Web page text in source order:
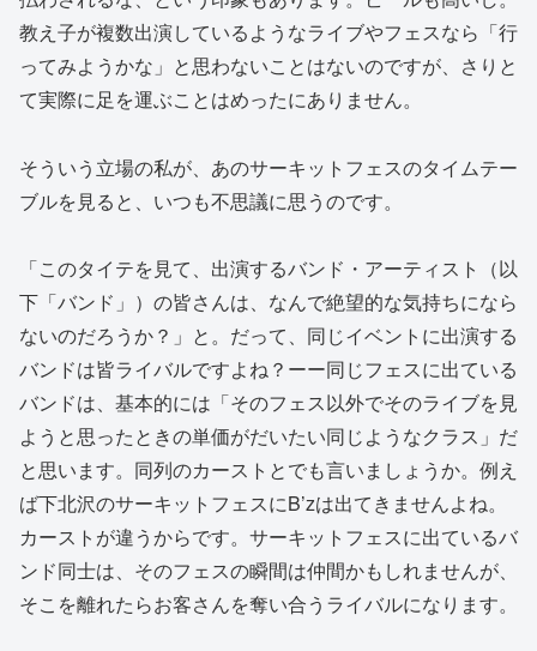
教え子が複数出演しているようなライブやフェスなら「行
ってみようかな」と思わないことはないのですが、さりと
て実際に足を運ぶことはめったにありません。
そういう立場の私が、あのサーキットフェスのタイムテー
ブルを見ると、いつも不思議に思うのです。
「このタイテを見て、出演するバンド・アーティスト（以
下「バンド」）の皆さんは、なんで絶望的な気持ちになら
ないのだろうか？」と。だって、同じイベントに出演する
バンドは皆ライバルですよね？ーー同じフェスに出ている
バンドは、基本的には「そのフェス以外でそのライブを見
ようと思ったときの単価がだいたい同じようなクラス」だ
と思います。同列のカーストとでも言いましょうか。例え
ば下北沢のサーキットフェスにB’zは出てきませんよね。
カーストが違うからです。サーキットフェスに出ているバ
ンド同士は、そのフェスの瞬間は仲間かもしれませんが、
そこを離れたらお客さんを奪い合うライバルになります。